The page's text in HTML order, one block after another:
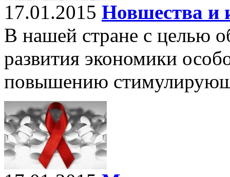
17.01.2015 Новшества и
В нашей стране с целью
развития экономики
повышению